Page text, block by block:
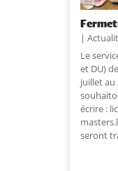
Le
et DU)
juillet au
écrire :
seront